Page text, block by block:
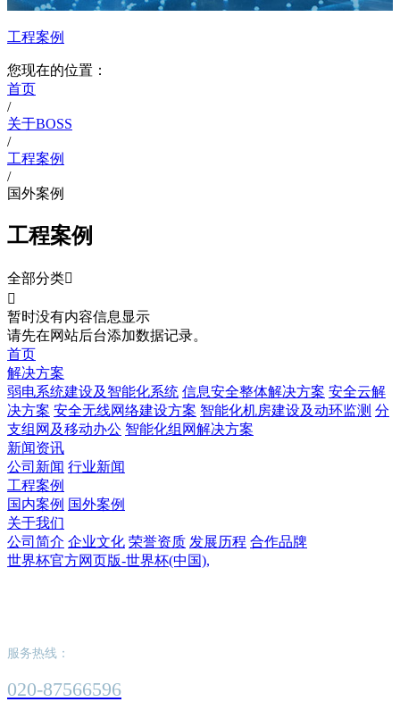
工程案例
您现在的位置：
首页
/
关于BOSS
/
工程案例
/
国外案例
工程案例
全部分类

暂时没有内容信息显示
请先在网站后台添加数据记录。
首页
解决方案
弱电系统建设及智能化系统 信息安全整体解决方案 安全云解
决方案 安全无线网络建设方案 智能化机房建设及动环监测 分
支组网及移动办公 智能化组网解决方案
新闻资讯
公司新闻 行业新闻
工程案例
国内案例 国外案例
关于我们
公司简介 企业文化 荣誉资质 发展历程 合作品牌
世界杯官方网页版-世界杯(中国),
服务热线：
020-87566596